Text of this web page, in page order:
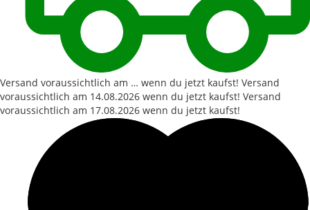
Versand voraussichtlich am … wenn du jetzt kaufst! Versand
voraussichtlich am 14.08.2026 wenn du jetzt kaufst! Versand
voraussichtlich am 17.08.2026 wenn du jetzt kaufst!